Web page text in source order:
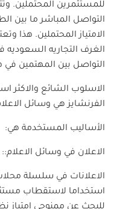
للمستثمرين المحتملين.
التواصل المباشر ما بين
الامتياز المحتملين. هذا
الغرف التجاريه
التواصل بين المهتمين في
الاسلوب الشائع والاكثر
الفرنشايز هي وسائل
الأساليب المستخدمة هي:
الاعلان في وسائل الاعلام::
الاعلانات في سلسلة محلات
استخداما لاستقطاب